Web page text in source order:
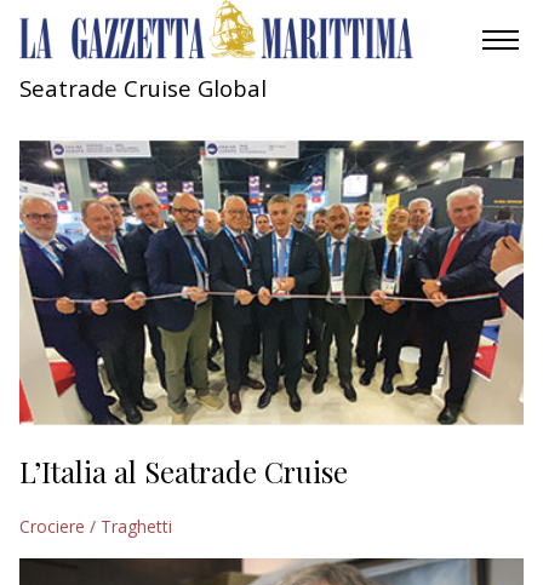
MOBILITÀ
INDUSTRIA
RICERCA
ECONOMIA
TURISMO
CULTURA
NAUTICA
Seatrade Cruise Global
L’Italia al Seatrade Cruise
Crociere / Traghetti